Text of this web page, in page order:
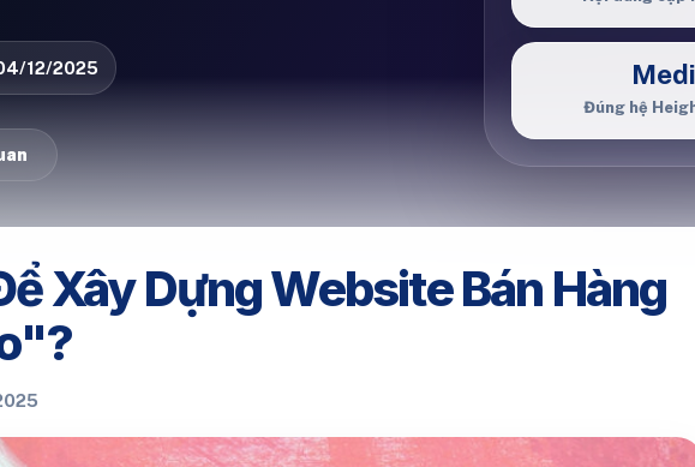
12/2025
Đúng hệ
Xây Dựng Website Bán Hàng